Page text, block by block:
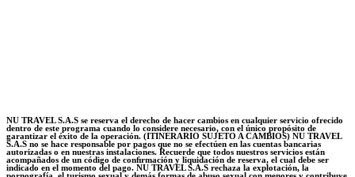
NU TRAVEL S.A.S se reserva el derecho de hacer cambios en cualquier servicio ofrecido
dentro de este programa cuando lo considere necesario, con el único propósito de
garantizar el éxito de la operación. (ITINERARIO SUJETO A CAMBIOS) NU TRAVEL
S.A.S no se hace responsable por pagos que no se efectúen en las cuentas bancarias
autorizadas o en nuestras instalaciones. Recuerde que todos nuestros servicios están
acompañados de un código de conﬁrmación y liquidación de reserva, el cual debe ser
indicado en el momento del pago. NU TRAVEL S.A.S rechaza la explotación, la